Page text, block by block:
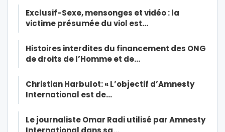
Exclusif-Sexe, mensonges et vidéo : la
victime présumée du viol est…
Histoires interdites du financement des ONG
de droits de l’Homme et de…
Christian Harbulot: « L’objectif d’Amnesty
International est de…
Le journaliste Omar Radi utilisé par Amnesty